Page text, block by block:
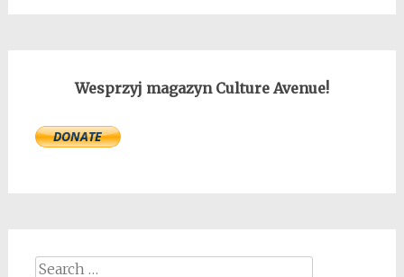
Wesprzyj magazyn Culture Avenue!
Search